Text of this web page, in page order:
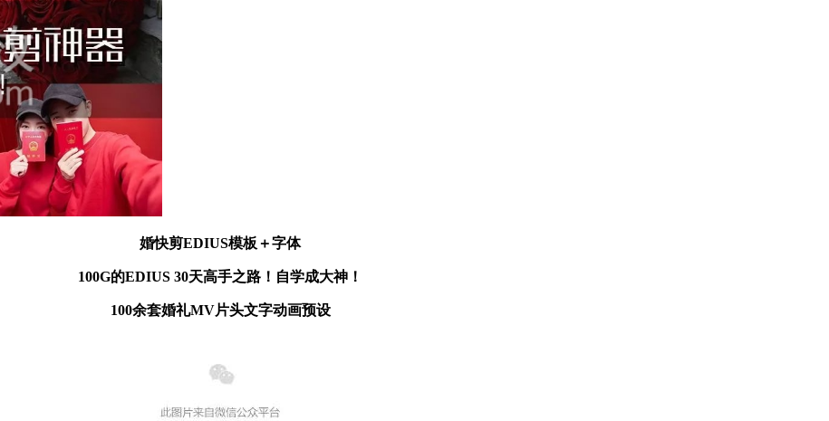
婚快剪EDIUS模板＋字体
100G的EDIUS 30天高手之路！自学成大神！
100余套婚礼MV片头文字动画预设